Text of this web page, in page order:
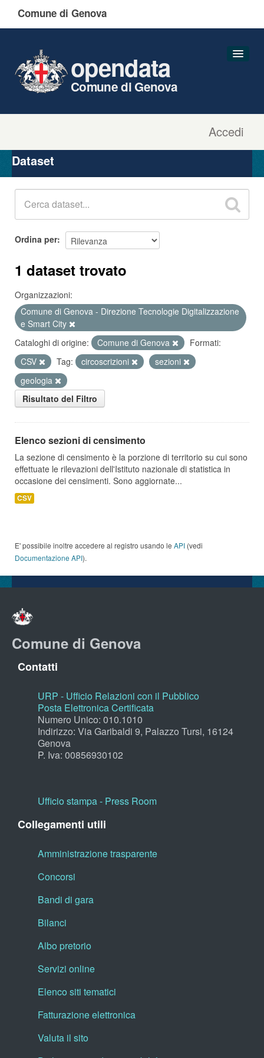
Comune di Genova
Accedi
opendata
Comune di Genova
Organizzazioni
Gruppi
Dataset
Ordina per
1 dataset trovato
Organizzazioni:
Comune di Genova - Direzione Tecnologie Digitalizzazione
e Smart City
Cataloghi di origine:
Comune di Genova
Formati:
CSV
Tag: circoscrizioni
sezioni
geologia
Risultato del Filtro
Elenco sezioni di censimento
La sezione di censimento è la porzione di territorio su cui sono
effettuate le rilevazioni dell'Istituto nazionale di statistica in
occasione dei censimenti. Sono aggiornate...
CSV
E' possibile inoltre accedere al registro usando le API (vedi
Documentazione API).
Comune di Genova
Contatti
URP - Ufficio Relazioni con il Pubblico
Posta Elettronica Certificata
Numero Unico: 010.1010
Indirizzo: Via Garibaldi 9, Palazzo Tursi, 16124
Genova
P. Iva: 00856930102
Ufficio stampa - Press Room
Collegamenti utili
Amministrazione trasparente
Concorsi
Bandi di gara
Bilanci
Albo pretorio
Servizi online
Elenco siti tematici
Fatturazione elettronica
Valuta il sito